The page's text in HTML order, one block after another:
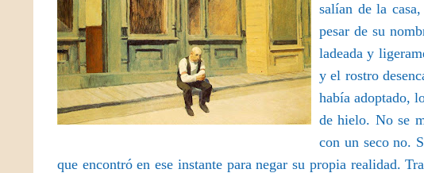
salían de la
pesar de su
ladeada y
y el rostro
había adoptado,
de hielo. No se
con un seco no.
que encontró en ese instante para negar su propia realidad.